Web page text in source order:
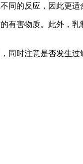
同的反应，因此更适
有害物质。此外，
同时注意是否发生